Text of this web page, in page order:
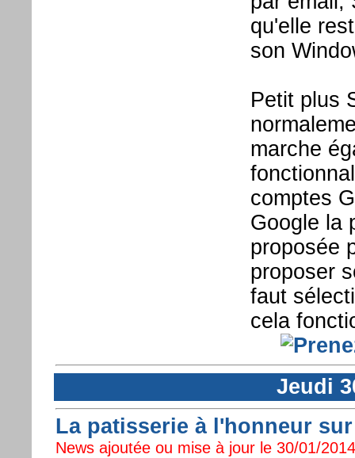
qu'elle
son
Petit plus
marche
comptes
Google la
proposée
proposer
faut
cela
Jeudi
La patisserie à l'honneur
News ajoutée ou mise à jour le 30/01/